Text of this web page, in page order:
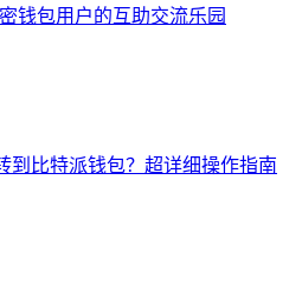
钱包用户的互助交流乐园
到比特派钱包？超详细操作指南